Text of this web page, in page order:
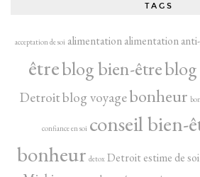
TAGS
acceptation de soi alimentation alimentation
êtreblog bien-être
Detroitblog voyagebonheur
confiance en soi conseil bien-
bonheur detox Detroitestime de soi